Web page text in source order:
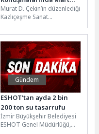
Ayı Konuğu Nezih
Başgelen Oldu!
Murat D. Çekin’in düzenlediği
Kazlıçeşme Sanat
konuğu arkeoloji, sanat ve
kültür alanlarındaki...
Gündem
ESHOT’tan ayda 2 bin
200 ton su tasarrufu
İzmir Büyükşehir Belediyesi
ESHOT Genel Müdürlüğü,